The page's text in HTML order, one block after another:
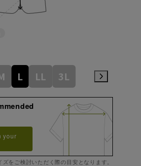
L LL 3L
your
をご検討いただく際の目安となります。